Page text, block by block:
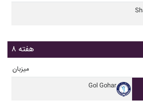
هفته ۸
میزبان
Gol Gohar